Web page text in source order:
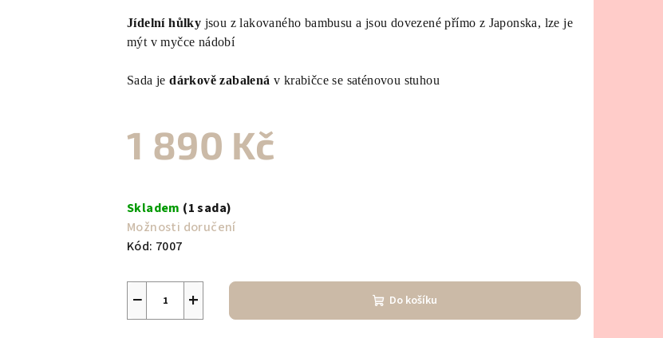
Jídelní hůlky jsou z lakovaného bambusu a jsou dovezené přímo z Japonska, lze je
mýt v myčce nádobí
Sada jedárkově zabalená v krabičce se saténovou stuhou
1 890 Kč
cena:
Skladem (1 sada)
Možnosti doručení
Kód: 7007
+
− Do košíku